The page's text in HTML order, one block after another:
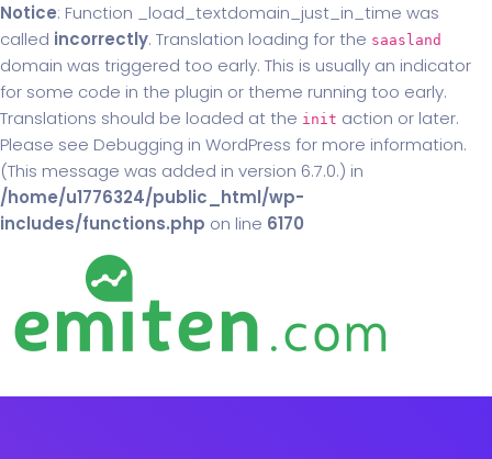
Notice: Function _load_textdomain_just_in_time was
called incorrectly. Translation loading for the saasland
domain was triggered too early. This is usually an indicator
for some code in the plugin or theme running too early.
Translations should be loaded at the init action or later.
Please see Debugging in WordPress for more information.
(This message was added in version 6.7.0.) in
/home/u1776324/public_html/wp-
includes/functions.php on line 6170